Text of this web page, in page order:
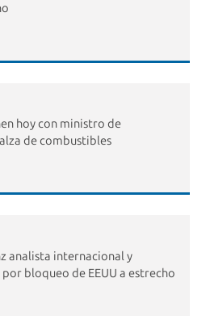
hoy con ministro de
de combustibles
analista internacional y
bloqueo de EEUU a estrecho